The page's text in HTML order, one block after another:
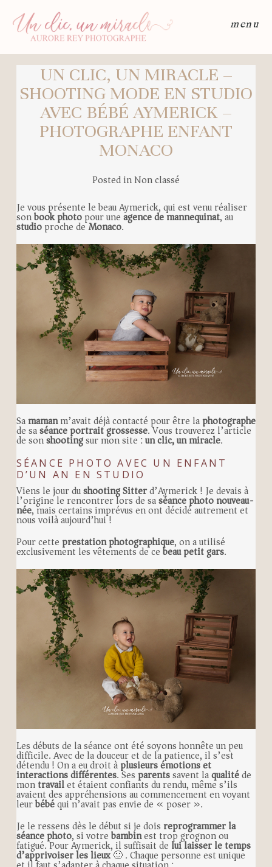
menu
UN CLIC, UN MIRACLE –
SHOOTING MODE EN STUDIO
AVEC BÉBÉ AYMERICK –
PHOTOGRAPHE ENFANT
MONACO
Posted inNon classé
Je vous présente le beau Aymerick, qui est venu réaliser
sonbook photopour uneagence de mannequinat, au
studioproche deMonaco.
Samamanm’avait déjà contacté pour être laphotographe
de saséance portrait grossesse. Vous trouverez l’article
de sonshootingsur mon site :un clic, un miracle.
SÉANCE PHOTO AVEC UN ENFANT
D’UN AN EN STUDIO
Viens le jour dushooting Sitterd’Aymerick ! Je devais à
l’origine le rencontrer lors de saséance photo nouveau-
née, mais certains imprévus en ont décidé autrement et
nous voilà aujourd’hui !
Pour cette prestation photographique, on a utilisé
exclusivement les vêtements de cebeau petit gars.
Les débuts de la séance ont été soyons honnête un peu
difficile. Avec de la douceur et de la patience, il s’est
détendu ! On a eu droit àplusieurs émotions et
interactions différentes. Ses parentssavent laqualitéde
montravailet étaient confiants du rendu, même s’ils
avaient des appréhensions au commencement en voyant
leurbébéqui n’avait pas envie de « poser ».
Je le ressens dès le début si je doisreprogrammer la
séance photo, si votrebambinest trop grognon ou
fatigué. Pour Aymerick, il suffisait de lui laisser le temps
d’apprivoiser les lieux🙂 . Chaque personne est unique